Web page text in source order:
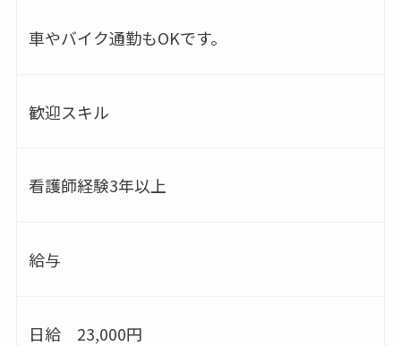
車やバイク通勤もOKです。
歓迎スキル
看護師経験3年以上
給与
日給 23,000円